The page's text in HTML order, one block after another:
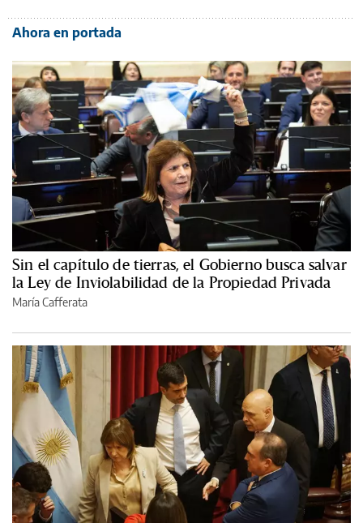
Ahora en portada
Sin el capítulo de tierras, el Gobierno busca salvar
la Ley de Inviolabilidad de la Propiedad Privada
María Cafferata